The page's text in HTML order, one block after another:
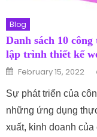
Blog
Danh sách 10
lập trình thiết kế
Posted on
February 15, 2022
Sự phát triển của
những ứng dụng
xuất, kinh doanh